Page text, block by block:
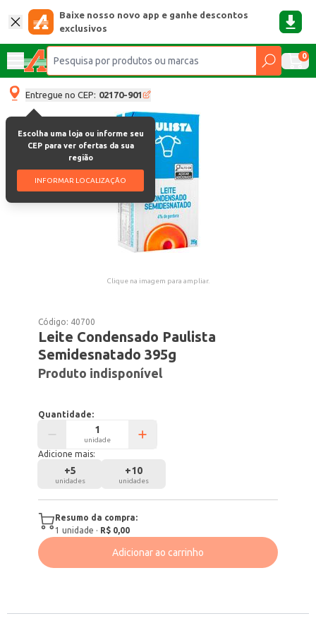
Baixe nosso novo app e ganhe descontos
exclusivos
0
Entregue no CEP: 02170-901
Escolha uma loja ou informe seu
CEP para ver ofertas da sua
região
INFORMAR LOCALIZAÇÃO
Clique na imagem para ampliar.
Código: 40700
Leite Condensado Paulista
Semidesnatado 395g
Produto indisponível
Quantidade:
unidade
Adicione mais:
+5
unidades
+10
unidades
Resumo da compra:
1 unidade · R$ 0,00
Adicionar ao carrinho